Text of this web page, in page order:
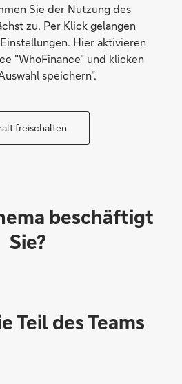
Sie der Nutzung des
zu. Per Klick gelangen
Hier aktivieren
"WhoFinance" und klicken
speichern".
freischalten
beschäftigt
Sie?
Teil des Teams